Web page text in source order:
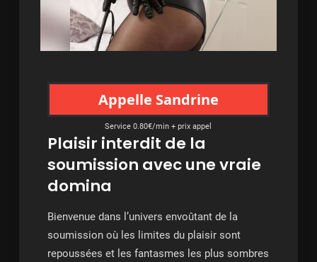
Appelle Sandrine
Service 0.80€/min + prix appel
Plaisir interdit de la
soumission avec une vraie
domina
Bienvenue dans l’univers envoûtant de la
soumission où les limites du plaisir sont
repoussées et les fantasmes les plus sombres